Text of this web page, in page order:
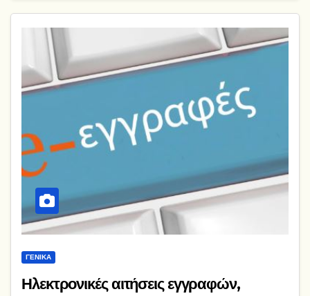
ΓΕΝΙΚΆ
Ηλεκτρονικές αιτήσεις εγγραφών,